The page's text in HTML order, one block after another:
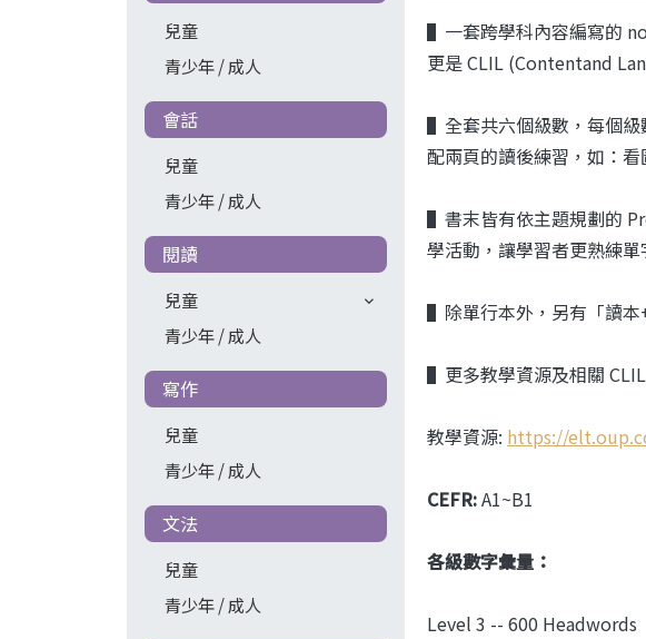
兒童
青少年 / 成人
會話
兒童
青少年 / 成人
閱讀
兒童
青少年 / 成人
寫作
兒童
青少年 / 成人
文法
兒童
青少年 / 成人
▌一套跨學科內容編寫的
更是 CLIL (Contentand
▌全套共六個級數，每個級
配兩頁的讀後練習，如：
▌書末皆有依主題規劃的
學活動，讓學習者更熟練單
▌除單行本外，另有「讀本
▌更多教學資源及相關
教學資源: https://
CEFR:A1~B1
各級數字彙量：
Level 3 -- 600 Headwords